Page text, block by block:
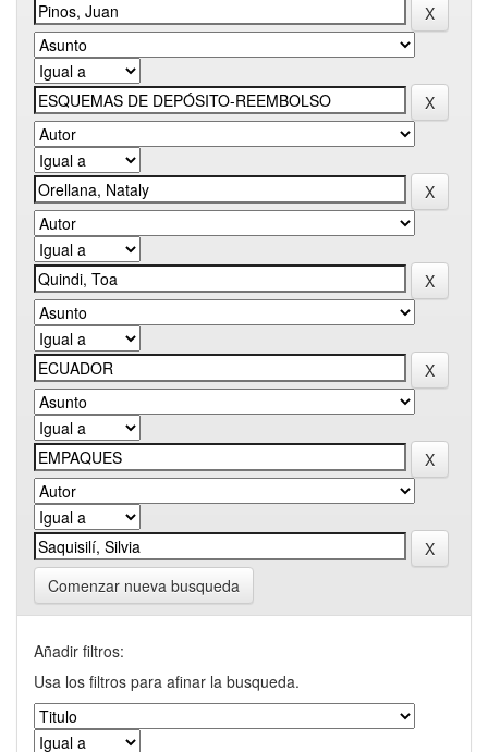
Comenzar nueva busqueda
Añadir filtros:
Usa los filtros para afinar la busqueda.